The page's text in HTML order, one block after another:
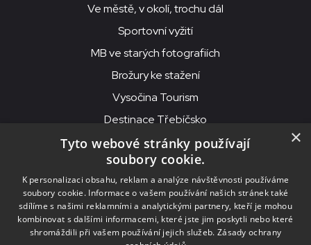
Ve městě, v okolí, trochu dál
Sportovní vyžití
MB ve starých fotografiích
Brožury ke stažení
Vysočina Tourism
Destinace Třebíčsko
© 2026MKS Beseda Mor. Budějovice
MKS Beseda, příspěvková organizace, Purcnerova 62, 676 02
Moravské Budějovice
IČO: 00091758, DIČ: CZ00091758, ID datové schránky: chjn2kd
×
Tyto webové stránky používají
soubory cookie.
K personalizaci obsahu, reklam a analýze návštěvnosti používáme
soubory cookie. Informace o vašem používání našich stránek také
sdílíme s našimi reklamními a analytickými partnery, kteří je mohou
kombinovat s dalšími informacemi, které jste jim poskytli nebo které
shromáždili při vašem používání jejich služeb. Zásady ochrany